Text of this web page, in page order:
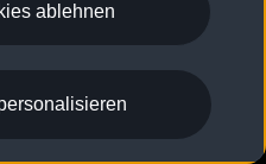
ablehnen